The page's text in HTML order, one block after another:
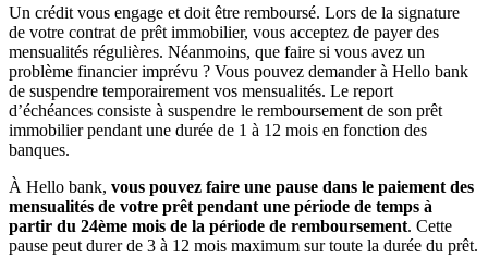
Un crédit vous engage et doit être remboursé. Lors de la signature
de votre contrat de prêt immobilier, vous acceptez de payer des
mensualités régulières. Néanmoins, que faire si vous avez un
problème financier imprévu ? Vous pouvez demander à Hello bank
de suspendre temporairement vos mensualités. Le report
d’échéances consiste à suspendre le remboursement de son prêt
immobilier pendant une durée de 1 à 12 mois en fonction des
banques.
À Hello bank, vous pouvez faire une pause dans le paiement des
mensualités de votre prêt pendant une période de temps à
partir du 24ème mois de la période de remboursement. Cette
pause peut durer de 3 à 12 mois maximum sur toute la durée du prêt.